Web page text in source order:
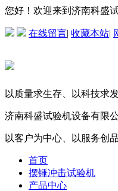
您好！欢迎来到济南科盛
在线留言| 收藏本站|
以质量求生存、以科技求
济南科盛试验机设备有限
以客户为中心、以服务创
首页
摆锤冲击试验机
产品中心